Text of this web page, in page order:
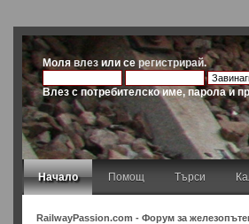
Молявлез или серегистрирай.
Влез с потребителско име, парола и
Начало Помощ Търси
RailwayPassion.com - Форум за